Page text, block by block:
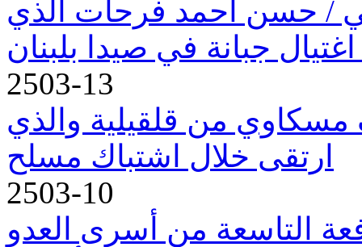
/ حسن أحمد فرحات الذي
جبانة في صيدا بلبنان
2503-13
من قلقيلية والذي
ارتقى خلال اشتباك مسلح
2503-10
التاسعة من أسرى العدو